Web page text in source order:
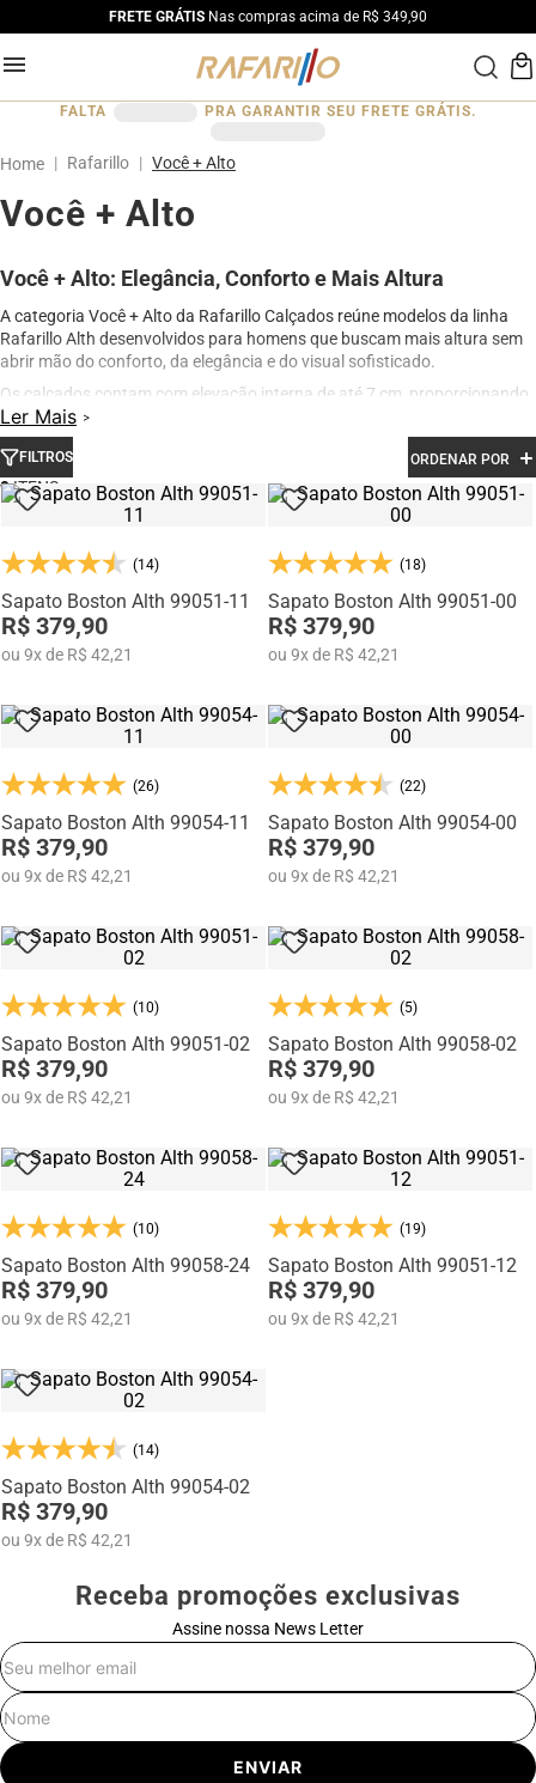
FRETE GRÁTIS Nas compras acima de R$ 349,90
FALTA PRA GARANTIR SEU FRETE GRÁTIS.
Rafarillo Você + Alto
Você + Alto
Você + Alto: Elegância, Conforto e Mais Altura
A categoria Você + Alto da Rafarillo Calçados reúne modelos da linha
Rafarillo Alth desenvolvidos para homens que buscam mais altura sem
abrir mão do conforto, da elegância e do visual sofisticado.
Os calçados contam com elevação interna de até 7 cm, proporcionando
aumento de altura de forma discreta e natural. Produzidos em couro
legítimo e com acabamento premium, os modelos oferecem excelente
conforto para uso diário, além de design moderno para ocasiões sociais,
profissionais e casuais.
Na categoria Você + Alto, você encontra sapatos sociais, casuais,
desenvolvidos para garantir mais confiança, postura e estilo em
Ler Mais
FILTROS ORDENAR POR
9
(14)
Sapato Boston Alth 99051-11
R$ 379,90
ou 9xde R$ 42,21
(18)
Sapato Boston Alth 99051-00
R$ 379,90
ou 9xde R$ 42,21
(26)
Sapato Boston Alth 99054-11
R$ 379,90
ou 9xde R$ 42,21
(22)
Sapato Boston Alth 99054-00
R$ 379,90
ou 9xde R$ 42,21
(10)
Sapato Boston Alth 99051-02
R$ 379,90
ou 9xde R$ 42,21
(5)
Sapato Boston Alth 99058-02
R$ 379,90
ou 9xde R$ 42,21
(10)
Sapato Boston Alth 99058-24
R$ 379,90
ou 9xde R$ 42,21
(19)
Sapato Boston Alth 99051-12
R$ 379,90
ou 9xde R$ 42,21
(14)
Sapato Boston Alth 99054-02
R$ 379,90
ou 9xde R$ 42,21
Receba promoções exclusivas
Assine nossa News Letter
ENVIAR